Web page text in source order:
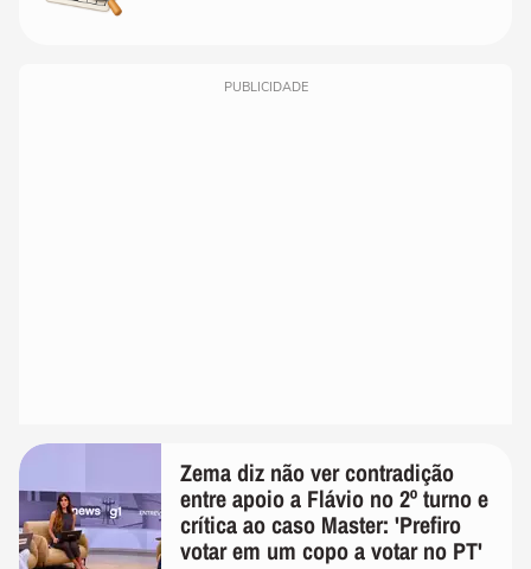
PUBLICIDADE
Zema diz não ver contradição
entre apoio a Flávio no 2º turno e
crítica ao caso Master: 'Prefiro
votar em um copo a votar no PT'